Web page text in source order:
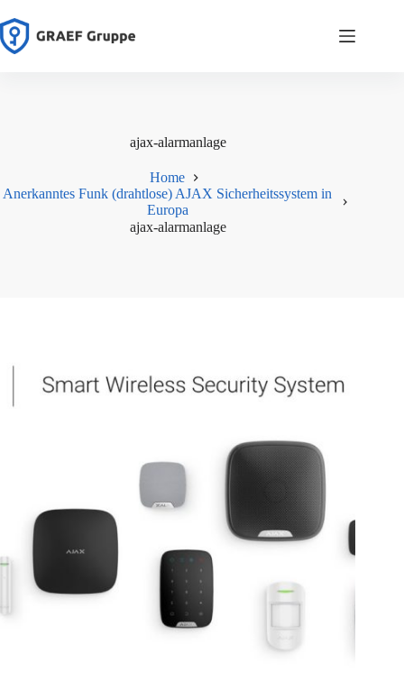
Inhalt
springen
ajax-alarmanlage
Home
Anerkanntes Funk (drahtlose) AJAX Sicherheitssystem in
Europa
ajax-alarmanlage